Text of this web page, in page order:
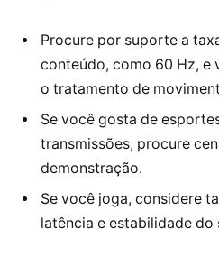
Procure por suporte a
conteúdo, como 60 Hz, e
o tratamento de
Se você gosta de
transmissões, procure
demonstração.
Se você joga, considere
latência e estabilidade do